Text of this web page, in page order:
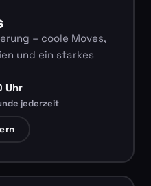
– coole Moves,
und ein starkes
Uhr
jederzeit